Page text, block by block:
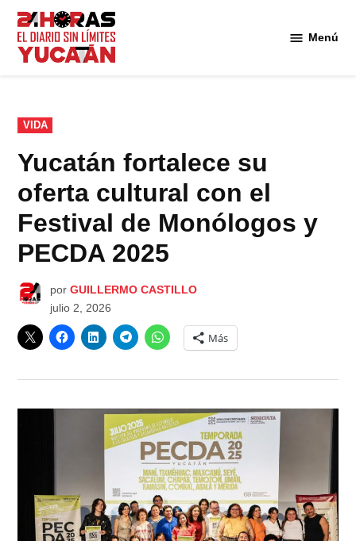
Saltar
contenido
Menú
PUBLICADO
EN
VIDA
Yucatán fortalece su
oferta cultural con el
Festival de Monólogos y
PECDA 2025
por GUILLERMO CASTILLO
julio 2, 2026
Más